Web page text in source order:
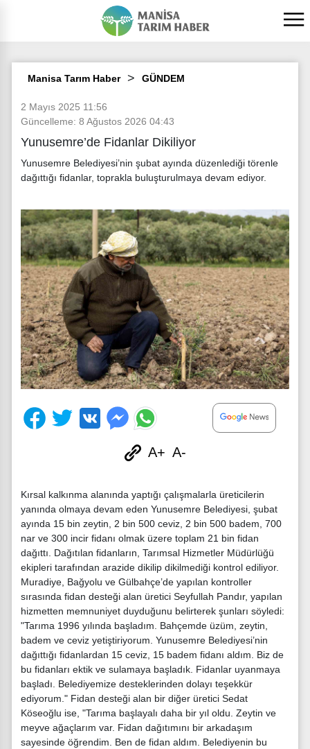
Manisa Tarım Haber GÜNDEM
2 Mayıs 2025 11:56
Güncelleme: 8 Ağustos 2026 04:43
Yunusemre’de Fidanlar Dikiliyor
Yunusemre Belediyesi’nin şubat ayında düzenlediği törenle
dağıttığı fidanlar, toprakla buluşturulmaya devam ediyor.
A+ A-
Kırsal kalkınma alanında yaptığı çalışmalarla üreticilerin
yanında olmaya devam eden Yunusemre Belediyesi, şubat
ayında 15 bin zeytin, 2 bin 500 ceviz, 2 bin 500 badem, 700
nar ve 300 incir fidanı olmak üzere toplam 21 bin fidan
dağıttı. Dağıtılan fidanların, Tarımsal Hizmetler Müdürlüğü
ekipleri tarafından arazide dikilip dikilmediği kontrol ediliyor.
Muradiye, Bağyolu ve Gülbahçe’de yapılan kontroller
sırasında fidan desteği alan üretici Seyfullah Pandır, yapılan
hizmetten memnuniyet duyduğunu belirterek şunları söyledi:
"Tarıma 1996 yılında başladım. Bahçemde üzüm, zeytin,
badem ve ceviz yetiştiriyorum. Yunusemre Belediyesi’nin
dağıttığı fidanlardan 15 ceviz, 15 badem fidanı aldım. Biz de
bu fidanları ektik ve sulamaya başladık. Fidanlar uyanmaya
başladı. Belediyemize desteklerinden dolayı teşekkür
ediyorum." Fidan desteği alan bir diğer üretici Sedat
Köseoğlu ise, "Tarıma başlayalı daha bir yıl oldu. Zeytin ve
meyve ağaçlarım var. Fidan dağıtımını bir arkadaşım
sayesinde öğrendim. Ben de fidan aldım. Belediyenin bu